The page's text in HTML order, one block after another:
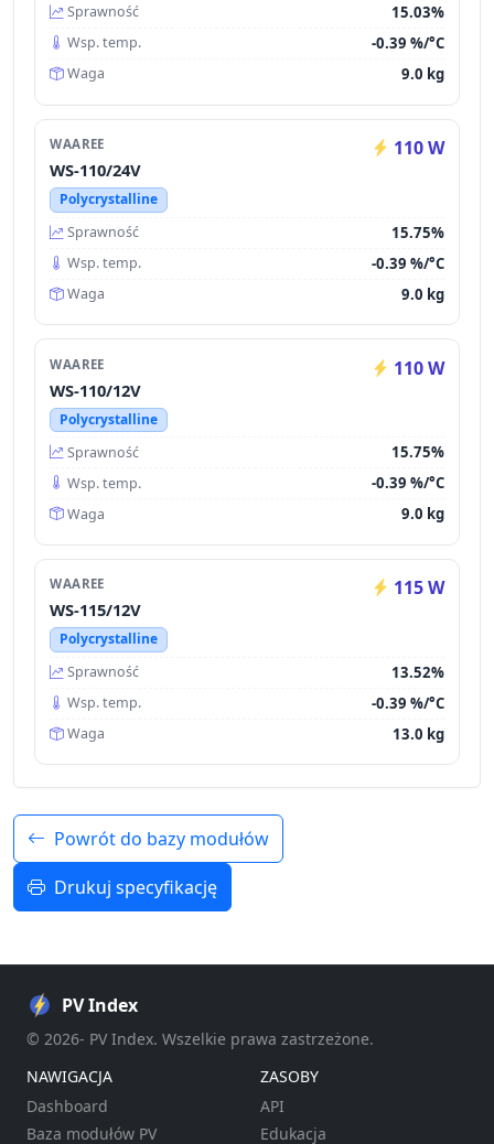
Sprawność
15.03%
Wsp. temp. -0.39 %/°C
Waga 9.0 kg
WAAREE 110 W
WS-110/24V
Polycrystalline
Sprawność
15.75%
Wsp. temp. -0.39 %/°C
Waga 9.0 kg
WAAREE 110 W
WS-110/12V
Polycrystalline
Sprawność
15.75%
Wsp. temp. -0.39 %/°C
Waga 9.0 kg
WAAREE 115 W
WS-115/12V
Polycrystalline
Sprawność
13.52%
Wsp. temp. -0.39 %/°C
Waga 13.0 kg
Powrót do bazy modułów
Drukuj specyfikację
PV Index
© 2026- PV Index. Wszelkie prawa zastrzeżone.
NAWIGACJA
Dashboard
Baza modułów PV
ZASOBY
API
Edukacja